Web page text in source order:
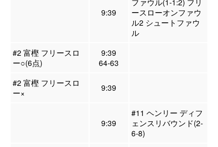
9:39
ースローオンファウ
ル2 シュートファウ
ル
#2 富樫 フリースロ
ー○(6点)
9:39
64-63
#2 富樫 フリースロ
ー×
9:39
9:39
#11 ヘンリー ディフ
ェンスリバウンド(2-
6-8)